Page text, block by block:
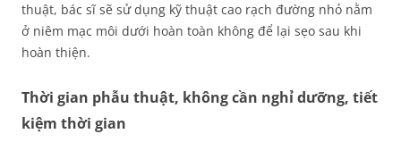
thuật, bác sĩ sẽ sử dụng kỹ thuật cao rạch đường nhỏ nằm
ở niêm mạc môi dưới hoàn toàn không để lại sẹo sau khi
hoàn thiện.
Thời gian phẫu thuật, không cần nghỉ dưỡng, tiết
kiệm thời gian